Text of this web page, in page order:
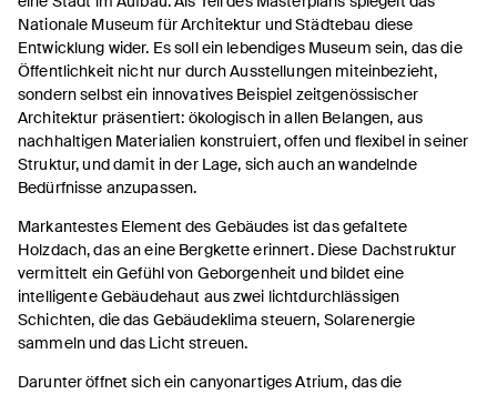
Nationale Museum für Architektur und Städtebau diese
Entwicklung wider. Es soll ein lebendiges Museum sein, das die
Öffentlichkeit nicht nur durch Ausstellungen miteinbezieht,
sondern selbst ein innovatives Beispiel zeitgenössischer
Architektur präsentiert: ökologisch in allen Belangen, aus
nachhaltigen Materialien konstruiert, offen und flexibel in seiner
Struktur, und damit in der Lage, sich auch an wandelnde
Bedürfnisse anzupassen.
Markantestes Element des Gebäudes ist das gefaltete
Holzdach, das an eine Bergkette erinnert. Diese Dachstruktur
vermittelt ein Gefühl von Geborgenheit und bildet eine
intelligente Gebäudehaut aus zwei lichtdurchlässigen
Schichten, die das Gebäudeklima steuern, Solarenergie
sammeln und das Licht streuen.
Darunter öffnet sich ein canyonartiges Atrium, das die